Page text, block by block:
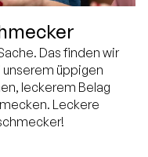
Das finden wir
unserem üppigen
leckerem Belag
Leckere